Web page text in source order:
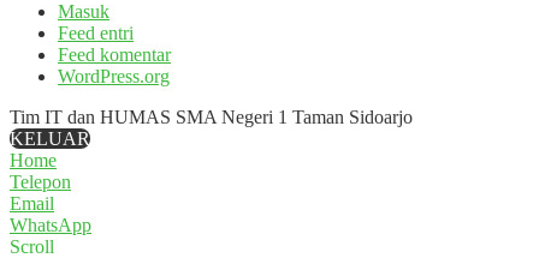
Masuk
Feed entri
Feed komentar
WordPress.org
Tim IT dan HUMAS SMA Negeri 1 Taman Sidoarjo
KELUAR
Home
Telepon
Email
WhatsApp
Scroll